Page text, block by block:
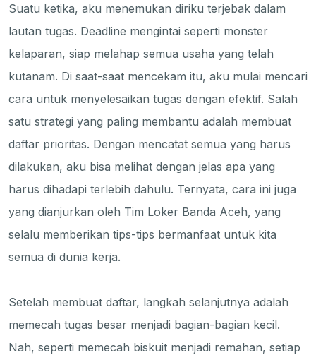
Suatu ketika, aku menemukan diriku terjebak dalam
lautan tugas. Deadline mengintai seperti monster
kelaparan, siap melahap semua usaha yang telah
kutanam. Di saat-saat mencekam itu, aku mulai mencari
cara untuk menyelesaikan tugas dengan efektif. Salah
satu strategi yang paling membantu adalah membuat
daftar prioritas. Dengan mencatat semua yang harus
dilakukan, aku bisa melihat dengan jelas apa yang
harus dihadapi terlebih dahulu. Ternyata, cara ini juga
yang dianjurkan oleh Tim Loker Banda Aceh, yang
selalu memberikan tips-tips bermanfaat untuk kita
semua di dunia kerja.
Setelah membuat daftar, langkah selanjutnya adalah
memecah tugas besar menjadi bagian-bagian kecil.
Nah, seperti memecah biskuit menjadi remahan, setiap